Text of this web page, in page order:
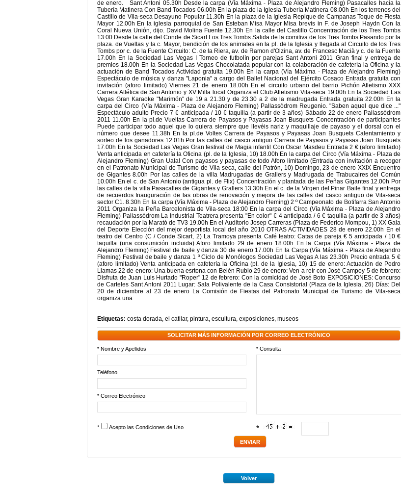
de enero. Sant Antoni 05.30h Desde la carpa (Vía Máxima - Plaza de Alejandro Fleming) Pasacalles hacia la
Tubería Matinera Con Band Tocados 06.00h En la plaza de la Iglesia Tubería Matinera 08.00h En los terrenos del
Castillo de Vila-seca Desayuno Popular 11.30h En la plaza de la Iglesia Repique de Campanas Toque de Fiesta
Mayor 12.00h En la iglesia parroquial de San Esteban Misa Mayor Misa brevis in F. de Joseph Haydn Con la
Coral Nueva Unión, dijo. David Molina Fuente 12.30h En la calle del Castillo Concentración de los Tres Tombs
13:00 Desde la calle del Conde de Sicart Los Tres Tombs Salida de la comitiva de los Tres Tombs Pasando por la
plaza. de Vueltas y la c. Mayor, bendición de los animales en la pl. de la Iglesia y llegada al Circuito de los Tres
Tombs por c. de la Fuente Circuito: C. de la Riera, av. de Ramon d'Olzina, av. de Francesc Macià y c. de la Fuente
17.00h En la Sociedad Las Vegas I Torneo de futbolín por parejas Sant Antoni 2011 Gran final y entrega de
premios 18.00h En la Sociedad Las Vegas Chocolatada popular con la colaboración de cafetería la Oficina y la
actuación de Band Tocados Actividad gratuita 19.00h En la carpa (Vía Máxima - Plaza de Alejandro Fleming)
Espectáculo de música y danza "Laponia" a cargo del Ballet Nacional del Ejército Cosaco Entrada gratuita con
invitación (aforo limitado) Viernes 21 de enero 18.00h En el circuito urbano del barrio Pichón Atletismo XXX
Carrera Atlética de San Antonio y XV Milla local Organiza el Club Atletismo Vila-seca 19.00h En la Sociedad Las
Vegas Gran Karaoke "Marimón" de 19 a 21.30 y de 23.30 a 2 de la madrugada Entrada gratuita 22.00h En la
carpa del Circo (Vía Máxima - Plaza de Alejandro Fleming) Pallassòdrom Reugenio. "Saben aquel que dice ..."
Espectáculo adulto Precio 7 € anticipada / 10 € taquilla (a partir de 3 años) Sábado 22 de enero Pallassòdrom
2011 11.00h En la pl.de Vueltas Carrera de Payasos y Payasas Joan Busquets Concentración de participantes
Puede participar todo aquel que lo quiera siempre que llevéis nariz y maquillaje de payaso y el dorsal con el
número que desee 11.38h En la pl.de Voltes Carrera de Payasos y Payasas Joan Busquets Calentamiento y
sorteo de los ganadores 12.01h Por las calles del casco antiguo Carrera de Payasos y Payasas Joan Busquets
17.00h En la Sociedad Las Vegas Gran festival de Magia infantil Con Oscar Masdeu Entrada 2 € (aforo limitado)
Venta anticipada en cafetería la Oficina (pl. de la Iglesia, 10) 18.00h En la carpa del Circo (Vía Máxima - Plaza de
Alejandro Fleming) Gran Uala! Con payasos y payasas de todo Aforo limitado (Entrada con invitación a recoger
en el Patronato Municipal de Turismo de Vila-seca, calle del Patrón, 10) Domingo, 23 de enero XXIX Encuentro
de Gigantes 8.00h Por las calles de la villa Madrugadas de Grallers y Madrugada de Trabucaires del Común
10.00h En el c. de San Antonio (antigua pl. de Flix) Concentración y plantada de las Peñas Gigantes 12.00h Por
las calles de la villa Pasacalles de Gigantes y Grallers 13.30h En el c. de la Virgen del Pinar Baile final y entrega
de recuerdos Inauguración de las obras de renovación y mejora de las calles del casco antiguo de Vila-seca
sector C1. 8.30h En la carpa (Vía Máxima - Plaza de Alejandro Fleming) 2 º Campeonato de Botifarra San Antonio
2011 Organiza la Peña Barcelonista de Vila-seca 18:00 En la carpa del Circo (Vía Máxima - Plaza de Alejandro
Fleming) Pallassòdrom La Industrial Teatrera presenta "En color" € 4 anticipada / 6 € taquilla (a partir de 3 años)
recaudación por la Marató de TV3 19.00h En el Auditorio Josep Carreras (Plaza de Federico Mompou, 1) XX Gala
del Deporte Elección del mejor deportista local del año 2010 OTRAS ACTIVIDADES 28 de enero 22.00h En el
teatro del Centro (C / Conde Sicart, 2) La Tramoya presenta Café teatro: Catas de pareja € 5 anticipada / 10 €
taquilla (una consumición incluida) Aforo limitado 29 de enero 18.00h En la Carpa (Vía Máxima - Plaza de
Alejandro Fleming) Festival de baile y danza 30 de enero 17.00h En la Carpa (Vía Máxima - Plaza de Alejandro
Fleming) Festival de baile y danza 1 º Ciclo de Monólogos Sociedad Las Vegas A las 23.30h Precio entrada 5 €
(aforo limitado) Venta anticipada en cafetería la Oficina (pl. de la Iglesia, 10) 15 de enero: Actuación de Pedro
Llamas 22 de enero: Una buena esrtona con Belén Rubio 29 de enero: Ven a reír con José Campoy 5 de febrero:
Disfruta de Juan Luis Hurtado "Roper" 12 de febrero: Con la comicidad de José Boto EXPOSICIONES: Concurso
de Carteles Sant Antoni 2011 Lugar: Sala Polivalente de la Casa Consistorial (Plaza de la Iglesia, 26) Días: Del
20 de diciembre al 23 de enero La Comisión de Fiestas del Patronato Municipal de Turismo de Vila-seca
organiza una
Etiquetas: costa dorada, el catllar, pintura, escultura, exposiciones, museos
SOLICITAR MÁS INFORMACIÓN POR CORREO ELECTRÓNICO
* Nombre y Apellidos * Consulta
Teléfono
* Correo Electrónico
* Acepto las Condiciones de Uso *
Volver